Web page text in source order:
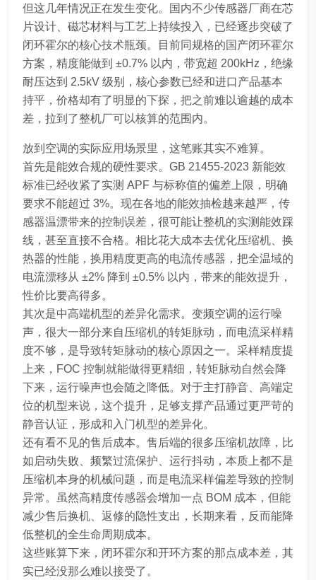
但这几年情况正在发生变化。国内不少传感器厂商在芯
片设计、磁芯材料与工艺上持续投入，已经逐步突破了
闭环霍尔的核心技术瓶颈。目前同规格的国产闭环霍尔
方案，精度能做到 ±0.7% 以内，带宽超 200kHz，绝缘
耐压达到 2.5kV 级别，核心参数已经和进口产品基本
持平，价格却有了明显的下探，把之前难以逾越的成本
差，拉到了整机厂可以核算的范围内。
放到空调的实际应用场景里，这笔账其实不难算。
首先是能效合规的硬性要求。GB 21455-2023 新能效
标准已经收紧了实测 APF 与标称值的偏差上限，明确
要求不能超过 3%。现在各地的能效抽检越来越严，传
感器温漂带来的控制误差，很可能让整机的实测能效踩
线，甚至直接不合格。相比花大成本去优化压缩机、换
热器的性能，换用精度更高的电流传感器，把全温域的
电流漂移从 ±2% 降到 ±0.5% 以内，带来的能效提升，
性价比要高得多。
其次是中高端机型的差异化需求。变频空调的运行噪
声，很大一部分来自压缩机的转矩脉动，而电流采样精
度不够，是导致转矩脉动的核心原因之一。采样精度提
上来，FOC 控制就能做得更精细，转矩脉动自然会降
下来，运行噪声也会随之降低。对于主打静音、高端定
位的机型来说，这个提升，足够支撑产品通过更严苛的
静音认证，形成和入门机型的差异化。
还有看不见的售后成本。售后端的很多压缩机故障，比
如启动失败、频繁过流保护、运行抖动，本质上都不是
压缩机本身的机械问题，而是电流采样偏差导致的控制
异常。虽然高精度传感器会增加一点 BOM 成本，但能
减少售后换机、返修的隐性支出，长期来看，反而能降
低整机的全生命周期成本。
这些账算下来，闭环霍尔和开环方案的那点成本差，其
实已经没那么难以接受了。